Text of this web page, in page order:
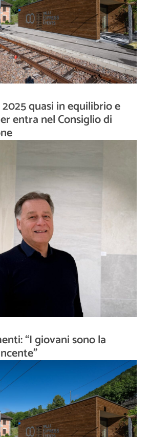
quasi in equilibrio e
entra nel Consiglio di
“I giovani sono la